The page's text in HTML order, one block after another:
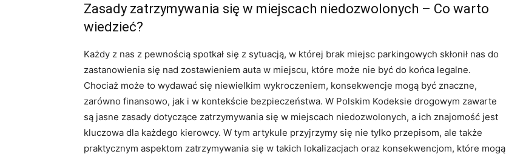
Zasady zatrzymywania się ​w miejscach niedozwolonych – Co warto
wiedzieć?
Każdy z ⁣nas z pewnością‍ spotkał się z sytuacją, w której ‍brak miejsc parkingowych skłonił nas do
zastanowienia ⁢się nad zostawieniem auta w miejscu, które może nie‍ być do końca legalne.
‌Chociaż ⁤może to wydawać ⁢się niewielkim‌ wykroczeniem, ⁤konsekwencje mogą być znaczne,
zarówno finansowo, jak ‌i⁣ w kontekście bezpieczeństwa. W Polskim Kodeksie drogowym zawarte
są jasne zasady dotyczące zatrzymywania się w miejscach niedozwolonych,‌ a ich znajomość jest ​
kluczowa⁢ dla każdego kierowcy. W tym​ artykule przyjrzymy się nie tylko przepisom, ale także
praktycznym aspektom⁤ zatrzymywania się w takich lokalizacjach ⁤oraz konsekwencjom, które mogą‍